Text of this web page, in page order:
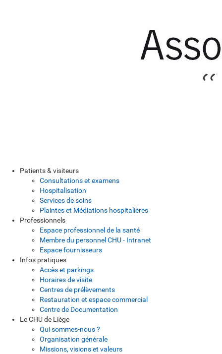
Patients & visiteurs
Consultations et examens
Hospitalisation
Services de soins
Plaintes et Médiations hospitalières
Professionnels
Espace professionnel de la santé
Membre du personnel CHU - Intranet
Espace fournisseurs
Infos pratiques
Accès et parkings
Horaires de visite
Centres de prélèvements
Restauration et espace commercial
Centre de Documentation
Le CHU de Liège
Qui sommes-nous ?
Organisation générale
Missions, visions et valeurs